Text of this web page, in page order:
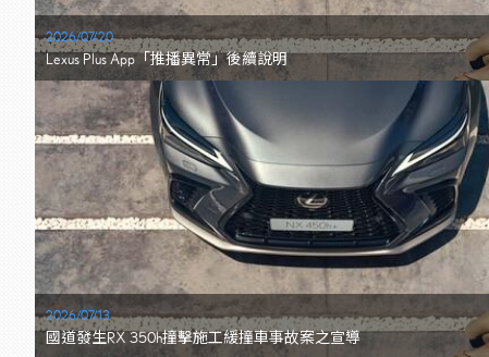
2026/07/20
Lexus Plus App「推播異常」後續說明
2026/07/13
國道發生RX 350h撞擊施工緩撞車事故案之宣導